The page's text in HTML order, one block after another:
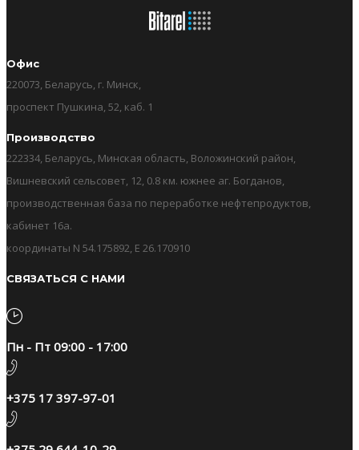
Офис
220073, Беларусь, г. Минск,
проспект Пушкина, 52, каб. 1
Производство
222334, Беларусь, Минская область, Воложинский район,
Вишневский сельсовет, 12, 0.8 км. южнее аг. Богданов,
производственная база по переработке нефтепродуктов,
кабинет 16а.
координаты N 54.175892, E 26.170910
СВЯЗАТЬСЯ С НАМИ
Пн - Пт 09:00 - 17:00
+375 17 397-97-01